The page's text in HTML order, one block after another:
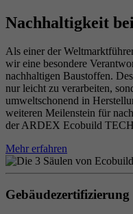
Nachhaltigkeit
Als einer der
wir eine besondere
nachhaltigen Baustoffen.
nur leicht zu verarbeiten,
umweltschonend in
weiteren Meilenstein für
der ARDEX Ecobuild
Mehr erfahren
Gebäudezertifizierung